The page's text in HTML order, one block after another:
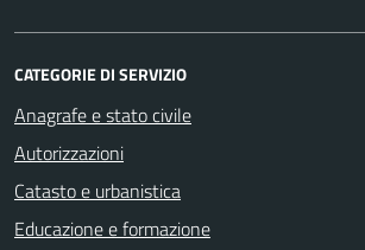
CATEGORIE DI SERVIZIO
Anagrafe e stato civile
Autorizzazioni
Catasto e urbanistica
Educazione e formazione